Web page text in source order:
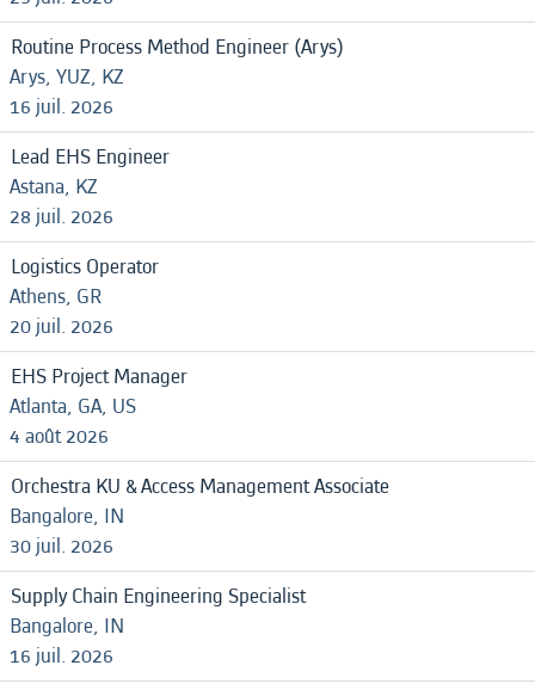
Routine Process Method Engineer (Arys)
Arys, YUZ, KZ
16 juil. 2026
Lead EHS Engineer
Astana, KZ
28 juil. 2026
Logistics Operator
Athens, GR
20 juil. 2026
EHS Project Manager
Atlanta, GA, US
4 août 2026
Orchestra KU & Access Management Associate
Bangalore, IN
30 juil. 2026
Supply Chain Engineering Specialist
Bangalore, IN
16 juil. 2026